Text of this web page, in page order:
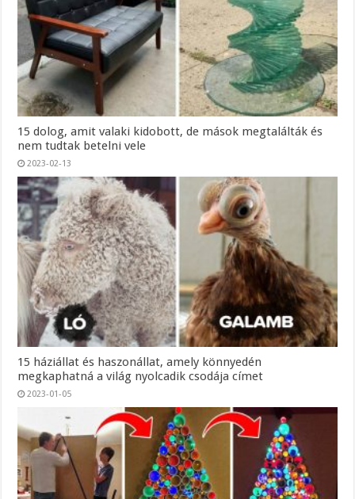
15 dolog, amit valaki kidobott, de mások megtalálták és
nem tudtak betelni vele
2023-02-13
15 háziállat és haszonállat, amely könnyedén
megkaphatná a világ nyolcadik csodája címet
2023-01-05